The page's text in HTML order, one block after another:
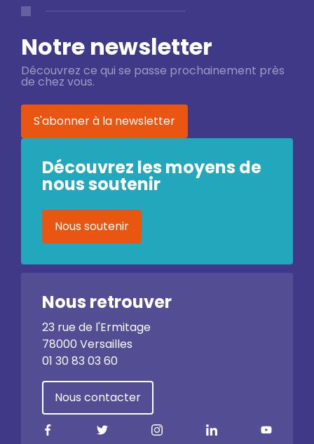
Notre newsletter
Découvrez ce qui se passe prochainement près
de chez vous.
S'abonner à la newsletter
Découvrez les moyens de
nous soutenir
Nous soutenir
Nous retrouver
23 rue de l'Ermitage
78000 Versailles
01 30 83 03 60
Nous contacter